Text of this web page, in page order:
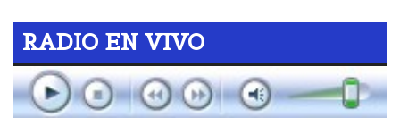
RADIO EN VIVO